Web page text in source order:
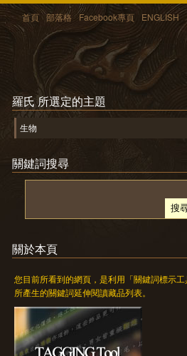
首頁 部落格 Facebook專頁 ENGLISH
羅氏 所選定的主題
生物
關鍵詞搜尋
關於本頁
您目前所看到的網頁，是利用「關鍵詞標示工
所產生的關鍵詞延伸閱讀藏品列表。